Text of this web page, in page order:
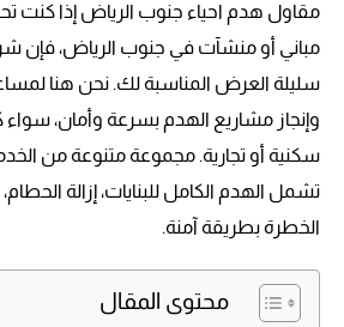
مقاول هدم احياء جنوب الرياض إذا كنت
مباني أو منشآت في جنوب الرياض، فإن
سليلة العرض المناسبة لك. نحن هنا
وإنجاز مشاريع الهدم بسرعة وأمان، سواء
سكنية أو تجارية. مجموعة متنوعة من
تشمل الهدم الكامل للبنايات، إزالة
الخطرة بطريقة آمنة.
محتوى المقال